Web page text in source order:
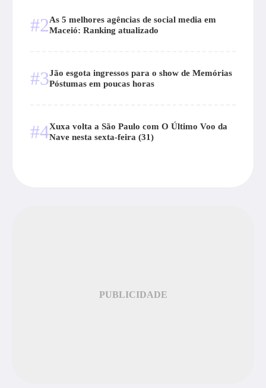
#2As 5 melhores agências de social media em
Maceió: Ranking atualizado
#3Jão esgota ingressos para o show de Memórias
Póstumas em poucas horas
#4Xuxa volta a São Paulo com O Último Voo da
Nave nesta sexta-feira (31)
PUBLICIDADE